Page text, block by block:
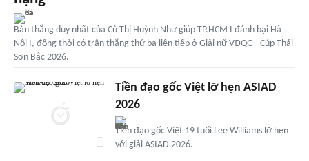
Bàn thắng duy nhất của Cù Thị Huỳnh Như giúp TP.HCM I đánh bại Hà
Nội I, đồng thời có trận thắng thứ ba liên tiếp ở Giải nữ VĐQG - Cúp Thái
Sơn Bắc 2026.
Tiền đạo gốc Việt lỡ hẹn ASIAD
2026
Tiền đạo gốc Việt 19 tuổi Lee Williams lỡ hẹn
với giải ASIAD 2026.